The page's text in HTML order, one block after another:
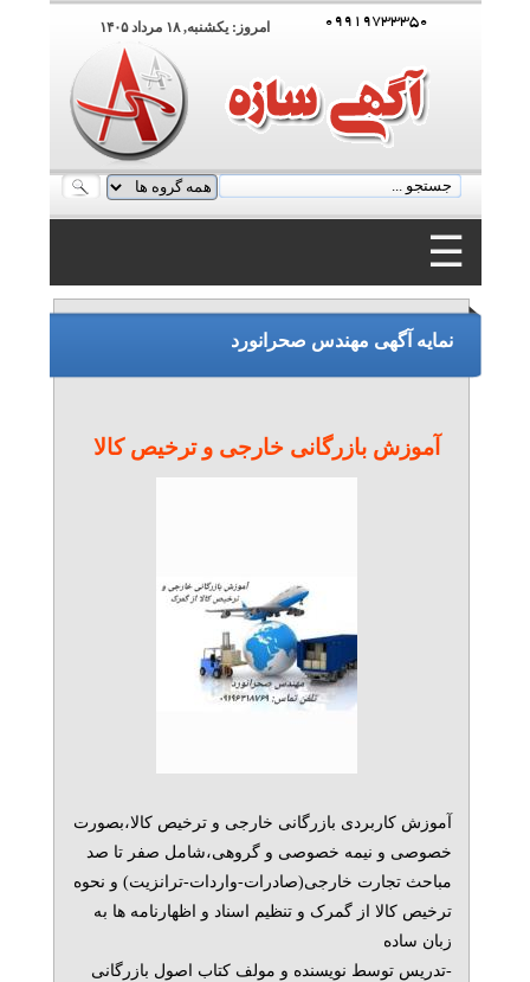
امروز: يکشنبه, ۱۸ مرداد ۱۴۰۵
☰
۰۹۹۱۹۷۳۳۳۵۰
۰۹۹۱۹۷۳۳۳۵۰
نمایه آگهی مهندس صحرانورد
آموزش بازرگانی خارجی و ترخیص کالا
آموزش کاربردی بازرگانی خارجی و ترخیص کالا،بصورت
خصوصی و نیمه خصوصی و گروهی،شامل صفر تا صد
مباحث تجارت خارجی(صادرات-واردات-ترانزیت) و نحوه
ترخیص کالا از گمرک و تنظیم اسناد و اظهارنامه ها به
زبان ساده
-تدریس توسط نویسنده و مولف کتاب اصول بازرگانی